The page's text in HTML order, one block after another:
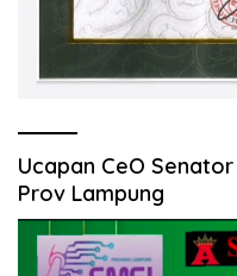
Ucapan CeO
Prov Lampung